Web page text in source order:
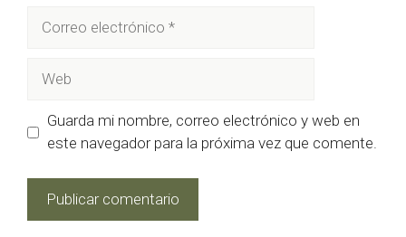
Guarda mi nombre, correo electrónico y web en
este navegador para la próxima vez que comente.